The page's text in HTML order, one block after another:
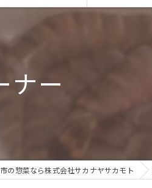
ナー
の惣菜なら株式会社サカナヤサカモト